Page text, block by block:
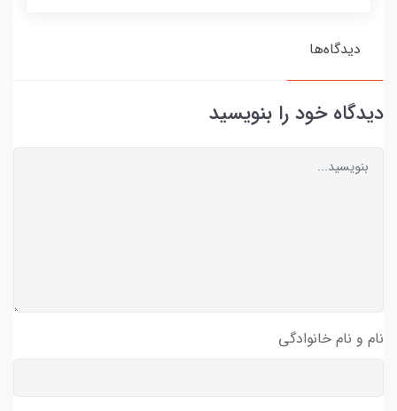
دیدگاه‌ها
دیدگاه خود را بنویسید
نام و نام خانوادگی